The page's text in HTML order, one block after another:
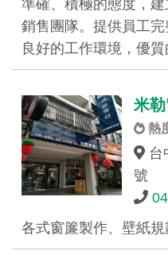
準確、積極的態度，
銷售團隊。提供員工
良好的工作環境，優
米
熱
台
號
各式窗簾製作、壁紙規